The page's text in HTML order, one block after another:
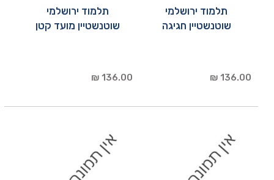
תלמוד ירושלמי
שוטנשטיין חגיגה
136.00 ₪
תלמוד ירושלמי
שוטנשטיין מועד קטן
136.00 ₪